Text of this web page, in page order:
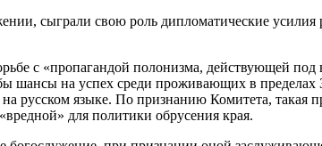
сыграли свою роль дипломатические усилия
с «пропагандой полонизма, действующей под
шансы на успех среди проживающих в
русском языке. По признанию Комитета, такая
для политики обрусения края.